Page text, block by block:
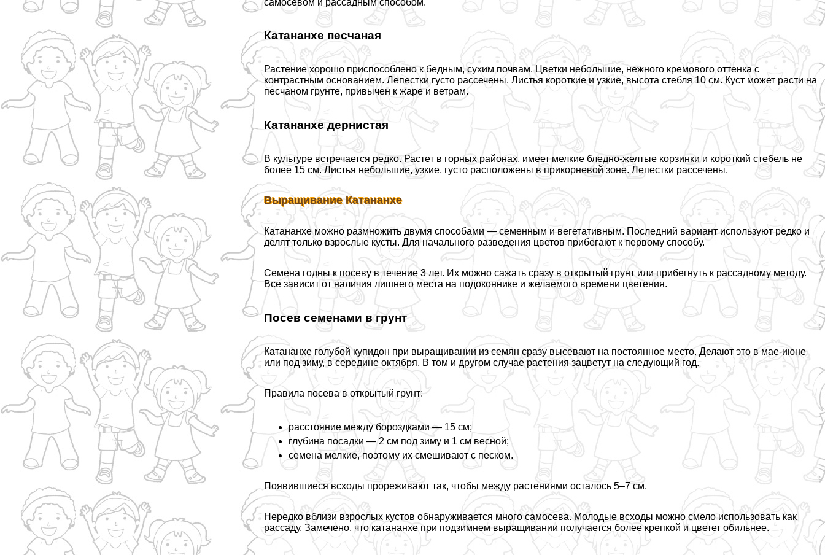
Катананхе песчаная
Растение хорошо приспособлено к бедным, сухим почвам. Цветки небольшие, нежного кремового оттенка с
контрастным основанием. Лепестки густо рассечены. Листья короткие и узкие, высота стeбля 10 см. Куст может расти на
песчаном грунте, привычен к жаре и ветрам.
Катананхе дернистая
В культуре встречается редко. Растет в горных районах, имеет мелкие бледно-желтые корзинки и короткий стебель не
более 15 см. Листья небольшие, узкие, густо расположены в прикорневой зоне. Лепестки рассечены.
Выращивание Катананхе
Катананхе можно размножить двумя способами — семенным и вегетативным. Последний вариант используют редко и
делят только взрослые кусты. Для начального разведения цветов прибегают к первому способу.
Семена годны к посеву в течение 3 лет. Их можно сажать сразу в открытый грунт или прибегнуть к рассадному методу.
Все зависит от наличия лишнего места на подоконнике и желаемого времени цветения.
Посев семенами в грунт
Катананхе гoлyбой купидон при выращивании из семян сразу высевают на постоянное место. Делают это в мае-июне
или под зиму, в середине октября. В том и другом случае растения зацветут на следующий год.
Правила посева в открытый грунт:
расстояние между бороздками — 15 см;
глубина посадки — 2 см под зиму и 1 см весной;
семена мелкие, поэтому их смешивают с песком.
Появившиеся всходы прореживают так, чтобы между растениями осталось 5–7 см.
Нередко вблизи взрослых кустов обнаруживается много самосева. Молодые всходы можно смело использовать как
рассаду. Замечено, что катананхе при подзимнем выращивании получается более крепкой и цветет обильнее.